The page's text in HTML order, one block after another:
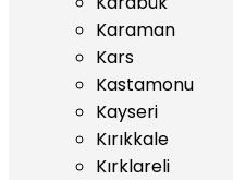
Karaman
Kars
Kastamonu
Kayseri
Kırıkkale
Kırklareli